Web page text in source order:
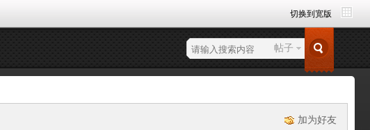
切换到宽版
帖子
加为好友